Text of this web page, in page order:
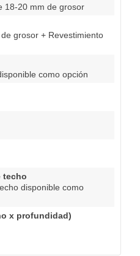
18-20 mm de grosor
grosor + Revestimiento
como opción
techo
disponible como
x profundidad)